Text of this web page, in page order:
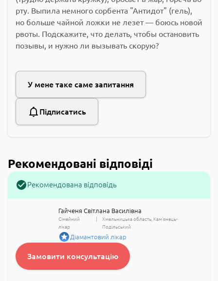
рту. Выпила немного сорбента "Антидот" (гель),
но больше чайной ложки не лезет — боюсь новой
рвоты. Подскажите, что делать, чтобы остановить
позывы, и нужно ли вызывать скорую?
У мене таке саме запитання
Підписатись
Рекомендовані відповіді
Рекомендована відповідь
Гайченя Світлана Василівна
Сімейний
лікар
Хмельницька область Кам'янець-
Подільський
Діамантовий лікар
Замовити консультацію